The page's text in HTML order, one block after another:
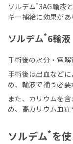
ソルデム* 3AG輸液
ギー補給に効果があ
ソルデム*6輸液
手術後の水分・電解
手術後は出血など
め、輸液で補う必要
また、カリウムを
め、高カリウム血症
ソルデム*を